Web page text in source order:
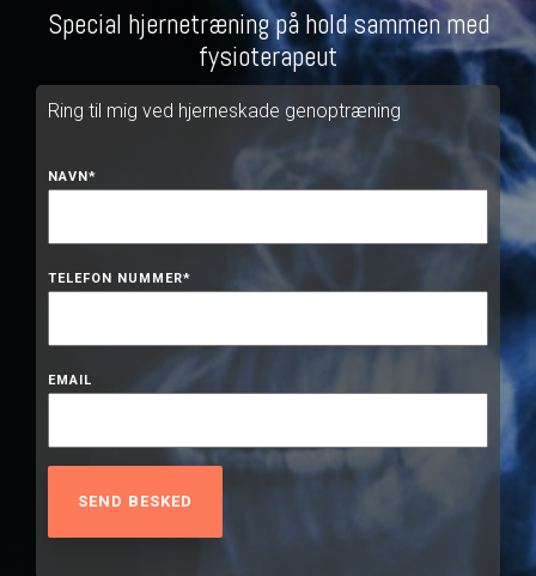
Special hjernetræning på hold sammen med
fysioterapeut
Ring til mig ved hjerneskade genoptræning
NAVN*
TELEFON NUMMER*
EMAIL